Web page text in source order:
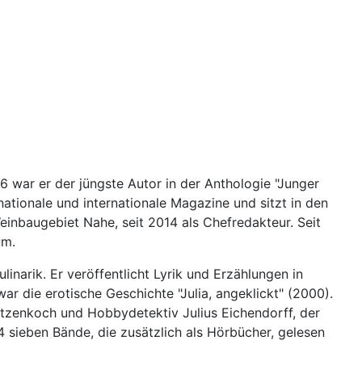
war er der jüngste Autor in der Anthologie "Junger
und internationale Magazine und sitzt in den
Nahe, seit 2014 als Chefredakteur. Seit
Er veröffentlicht Lyrik und Erzählungen in
die erotische Geschichte "Julia, angeklickt" (2000).
und Hobbydetektiv Julius Eichendorff, der
Bände, die zusätzlich als Hörbücher, gelesen